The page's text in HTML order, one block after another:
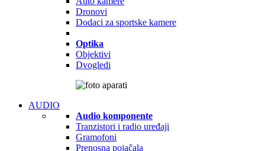
Dronovi
Dodaci za sportske kamere
Optika
Objektivi
Dvogledi
AUDIO
Audio komponente
Tranzistori i radio uređaji
Gramofoni
Prenosna pojačala